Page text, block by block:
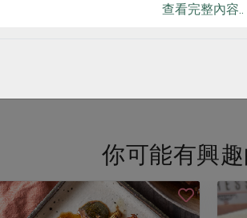
$130
你可能有興
查看完整內容..